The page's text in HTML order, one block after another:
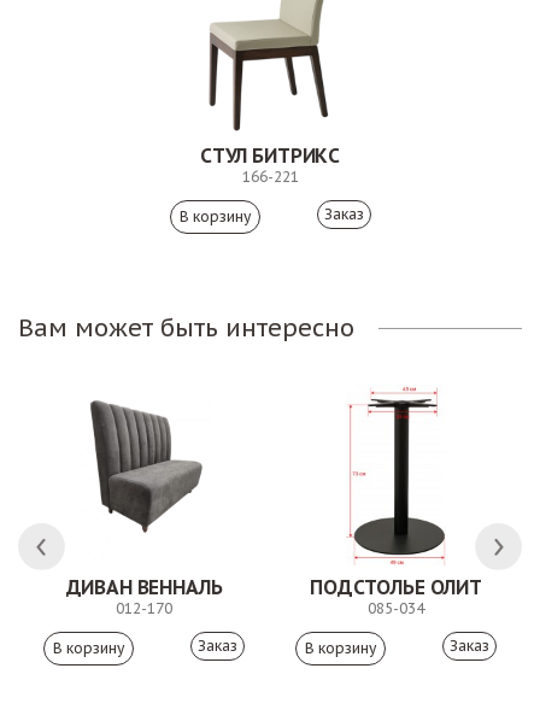
СТУЛ БИТРИКС
166-221
Заказ
Вам может быть интересно
ДИВАН ВЕННАЛЬ
012-170
Заказ
ПОДСТОЛЬЕ ОЛИТ
085-034
Заказ